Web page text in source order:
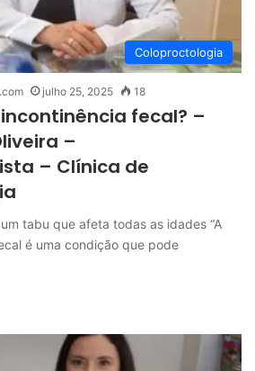
Coloproctologia
julho 25, 2025 18
fecal? –
–
– Clínica de
tabu que afeta todas as idades “A
é uma condição que pode